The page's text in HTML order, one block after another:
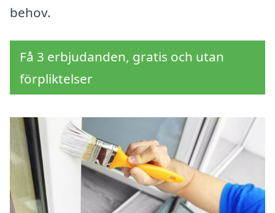
behov.
Få 3 erbjudanden, gratis och utan
förpliktelser